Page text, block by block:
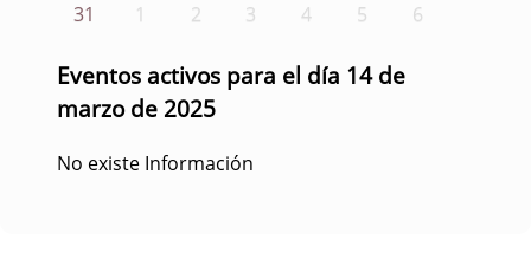
31
1 2 3 4 5 6
Eventos activos para el día 14 de
marzo de 2025
No existe Información